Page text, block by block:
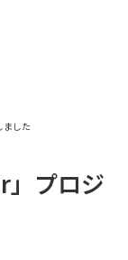
ました
プロジ